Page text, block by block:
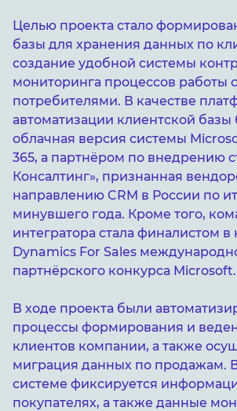
Целью проекта стало
базы для хранения данных по
создание удобной системы
мониторинга процессов работы
потребителями. В качестве
автоматизации клиентской
облачная версия системы
365, а партнёром по внедрению
Консалтинг», признанная
направлению CRM в России по
минувшего года. Кроме того,
интегратора стала финалистом
Dynamics For Sales
партнёрского конкурса Microsoft.
В ходе проекта были
процессы формирования и
клиентов компании, а также
миграция данных по продажам.
системе фиксируется
покупателях, а также данные